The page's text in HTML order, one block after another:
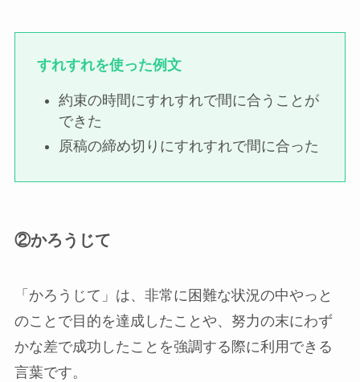
すれすれを使った例文
約束の時間にすれすれで間に合うことが
できた
原稿の締め切りにすれすれで間に合った
②かろうじて
「かろうじて」は、非常に困難な状況の中やっと
のことで目的を達成したことや、努力の末にわず
かな差で成功したことを強調する際に利用できる
言葉です。